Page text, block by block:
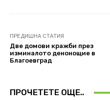
ПРЕДИШНА СТАТИЯ
Две домови кражби през
изминалото денонощие в
Благоевград
ПРОЧЕТЕТЕ ОЩЕ..